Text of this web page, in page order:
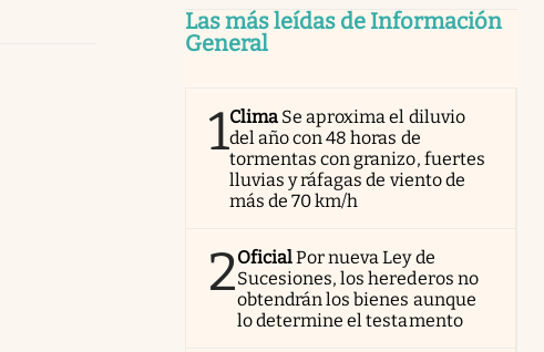
Las más leídas de Información
General
1Clima Se aproxima el diluvio
del año con 48 horas de
tormentas con granizo, fuertes
lluvias y ráfagas de viento de
más de 70 km/h
2OficialPor nueva Ley de
Sucesiones, los herederos no
obtendrán los bienes aunque
lo determine el testamento